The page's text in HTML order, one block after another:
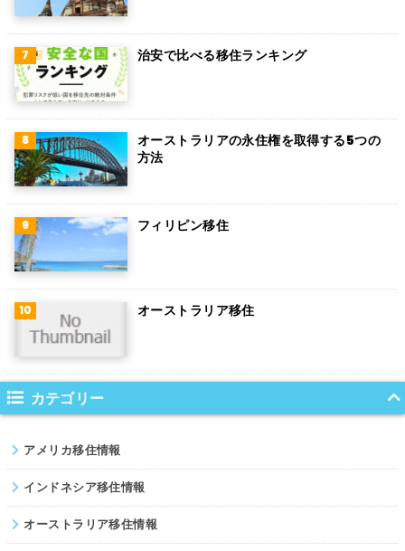
トルコ
フィンランド
チェコ
チリ
デンマーク
ハンガリー
南アフリカ
サウジアラビア
コロンビア
ノルウェー
ネパール
パキスタン
治安で比べる移住ランキング
オーストラリアの永住権を取得する5つの
方法
フィリピン移住
オーストラリア移住
カテゴリー
アメリカ移住情報
インドネシア移住情報
オーストラリア移住情報